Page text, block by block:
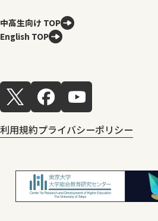
中高生向け TOP
English TOP
利用規約プライバシーポリシー